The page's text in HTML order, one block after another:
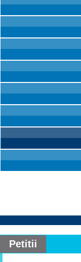
Petitii